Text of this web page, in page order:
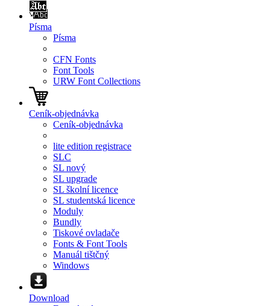
Písma
Písma
CFN Fonts
Font Tools
URW Font Collections
Ceník-objednávka
Ceník-objednávka
lite edition registrace
SLC
SL nový
SL upgrade
SL školní licence
SL studentská licence
Moduly
Bundly
Tiskové ovladače
Fonts & Font Tools
Manuál tištčný
Windows
Download